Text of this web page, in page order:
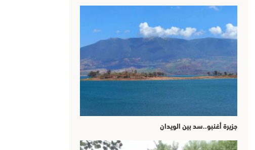
جزيرة أغنبو..سد بين الويدان